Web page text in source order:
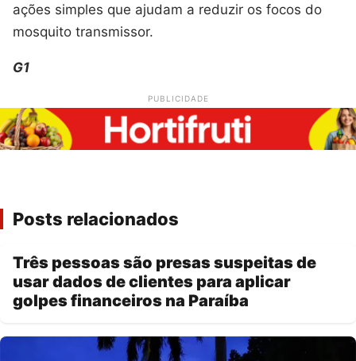
ações simples que ajudam a reduzir os focos do
mosquito transmissor.
G1
PUBLICIDADE
Posts relacionados
Três pessoas são presas suspeitas de
usar dados de clientes para aplicar
golpes financeiros na Paraíba